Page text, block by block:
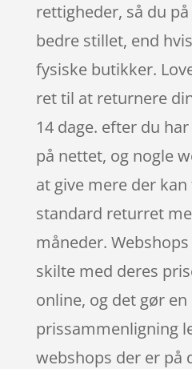
rettigheder, så du
bedre stillet, end
fysiske butikker.
ret til at returnere
14 dage. efter du
på nettet, og nogle
at give mere der
standard returret
måneder.
skilte med deres
online, og det gør en
prissammenligning
webshops der er på